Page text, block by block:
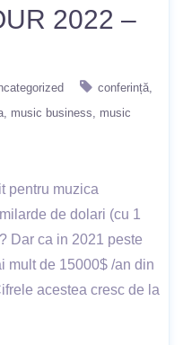
2022 –
conferință
music business
music
pentru muzica
de dolari (cu 1
Dar ca in 2021 peste
mult de 15000$ /an din
acestea cresc de la